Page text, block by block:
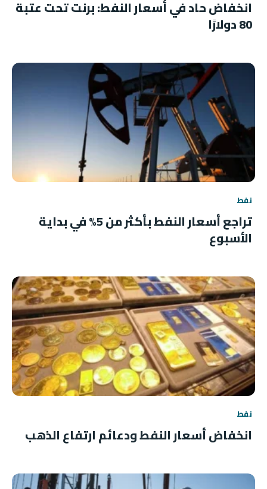
انخفاض حاد في أسعار النفط: برنت تحت عتبة
80 دولارًا
نفط
تراجع أسعار النفط بأكثر من 5% في بداية
الأسبوع
نفط
انخفاض أسعار النفط ودعائم ارتفاع الذهب